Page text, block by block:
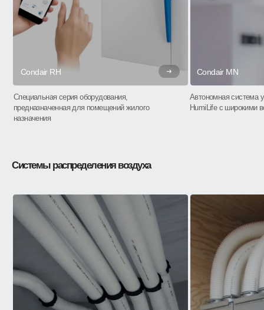
Condair RH
Специальная серия оборудования,
предназначенная для помещений жилого
назначения
Condair MN
Автономная система
HumiLife с широкими
Системы распределения воздуха